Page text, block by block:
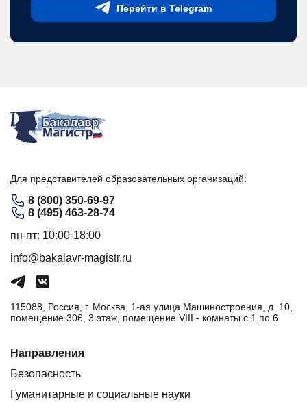
Перейти в Telegram
Для представителей образовательных организаций:
8 (800) 350-69-97
8 (495) 463-28-74
пн-пт: 10:00-18:00
info@bakalavr-magistr.ru
115088, Россия, г. Москва, 1-ая улица Машиностроения, д. 10,
помещение 306, 3 этаж, помещение VIII - комнаты с 1 по 6
Направления
Безопасность
Гуманитарные и социальные науки